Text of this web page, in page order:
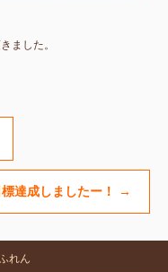
ました。
達成しましたー！ →
れん